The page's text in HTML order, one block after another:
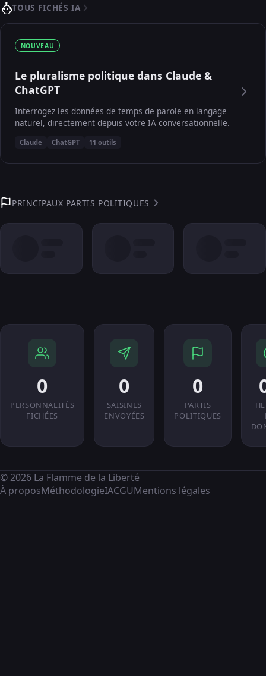
TOUS FICHÉS IA
NOUVEAU
Le pluralisme politique dans Claude &
ChatGPT
Interrogez les données de temps de parole en langage
naturel, directement depuis votre IA conversationnelle.
Claude ChatGPT 11 outils
PRINCIPAUX PARTIS POLITIQUES
0
PERSONNALITÉS
FICHÉES
0
SAISINES
ENVOYÉES
0
PARTIS
POLITIQUES
© 2026 La Flamme de la Liberté
À proposMéthodologieIACGUMentions légales